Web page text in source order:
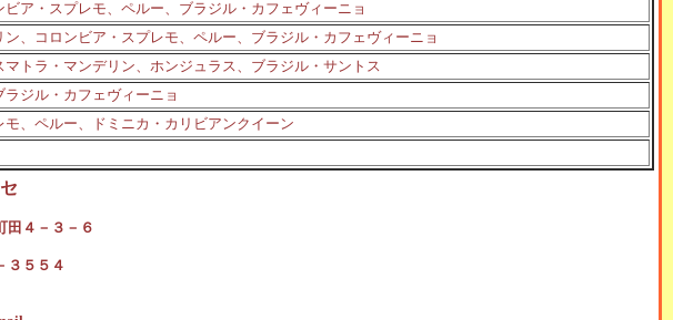
ア・スプレモ、ペルー、ブラジル・カフェヴィーニョ
、コロンビア・スプレモ、ペルー、ブラジル・カフェヴィーニョ
トラ・マンデリン、ホンジュラス、ブラジル・サントス
ジル・カフェヴィーニョ
、ペルー、ドミニカ・カリビアンクイーン
田４－３－６
３５５４